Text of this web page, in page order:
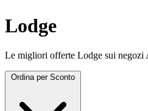
Lodge
Le migliori offerte Lodge sui negozi
Ordina per Sconto